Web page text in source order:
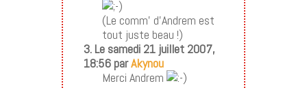
(Le comm’ d’Andrem est
tout juste beau !)
3. Le samedi 21 juillet 2007,
18:56 parAkynou
Merci Andrem